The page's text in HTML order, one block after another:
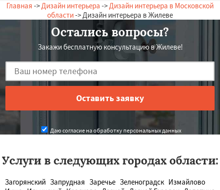
Главная -> Дизайн интерьера -> Дизайн интерьера в Московской
области-> Дизайн интерьера в Жилеве
Остались вопросы?
Закажи бесплатную консультацию в Жилеве!
Даю согласие на обработку персональных данных
Услуги в следующих городах области:
Загорянский Запрудная Заречье Зеленоградск Измайлово